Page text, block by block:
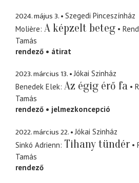
2024. május 3.
Szegedi Pinceszínház
Molière A képzelt beteg
Tamás
rendező
átirat
2023. március 13.
Jókai Szinház
Benedek Elek Az égig érő fa
Tamás
rendező
jelmezkoncepció
2022. március 22.
Jókai Szinház
Sinkó Adrienn Tihany tündér
Tamás
rendező